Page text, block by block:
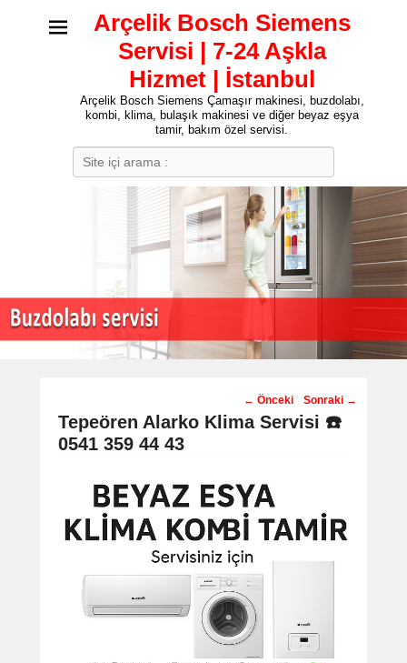
Arçelik Bosch Siemens
Servisi | 7-24 Aşkla
Hizmet | İstanbul
Arçelik Bosch Siemens Çamaşır makinesi, buzdolabı,
kombi, klima, bulaşık makinesi ve diğer beyaz eşya
tamir, bakım özel servisi.
Post
navigation
← Önceki Sonraki →
Tepeören Alarko Klima Servisi ☎️
0541 359 44 43